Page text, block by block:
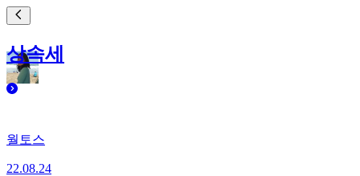
상속세
월토스
22.08.24